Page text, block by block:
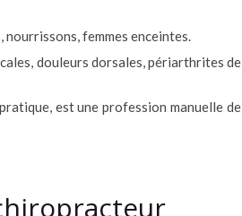
nourrissons, femmes enceintes.
douleurs dorsales, périarthrites de
est une profession manuelle de